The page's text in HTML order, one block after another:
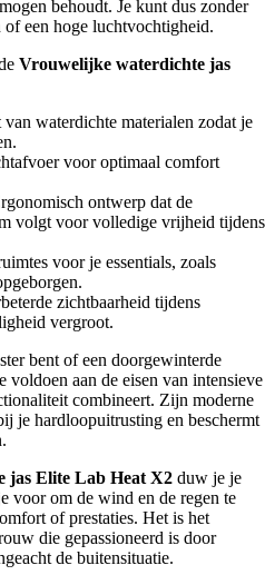
behoudt. Je kunt dus zonder
een hoge luchtvochtigheid.
Vrouwelijke waterdichte jas
van waterdichte materialen zodat je
voor optimaal comfort
ontwerp dat de
volgt voor volledige vrijheid tijdens
voor je essentials, zoals
zichtbaarheid tijdens
vergroot.
bent of een doorgewinterde
voldoen aan de eisen van intensieve
combineert. Zijn moderne
je hardloopuitrusting en beschermt
jas Elite Lab Heat X2 duw je je
voor om de wind en de regen te
of prestaties. Het is het
die gepassioneerd is door
de buitensituatie.